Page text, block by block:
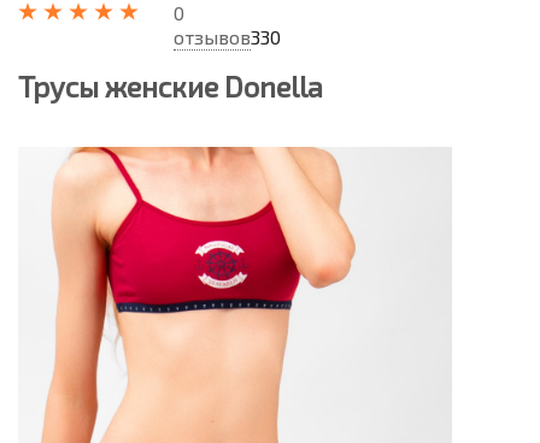
0
отзывов330
Трусы женские Donella